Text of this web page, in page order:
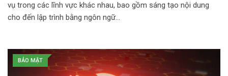
vụ trong các lĩnh vực khác nhau, bao gồm sáng tạo nội dung
cho đến lập trình bằng ngôn ngữ…
BẢO MẬT